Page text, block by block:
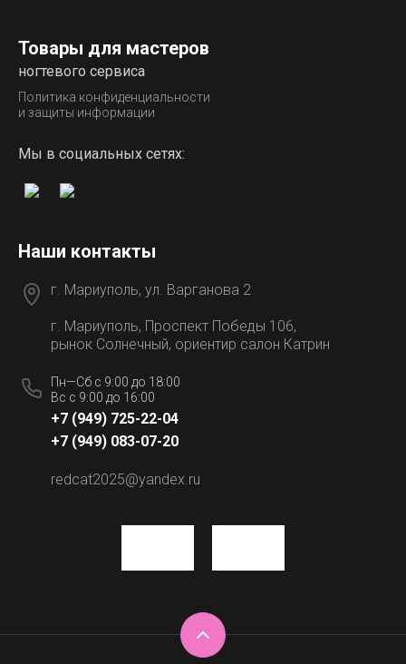
Товары для мастеров
ногтевого сервиса
Политика конфиденциальности
и защиты информации
Мы в социальных сетях:
Наши контакты
г. Мариуполь, ул. Варганова 2
г. Мариуполь, Проспект Победы 106,
рынок Солнечный, ориентир салон Катрин
Пн—Сб с 9:00 до 18:00
Вс с 9:00 до 16:00
+7 (949) 725-22-04
+7 (949) 083-07-20
redcat2025@yandex.ru